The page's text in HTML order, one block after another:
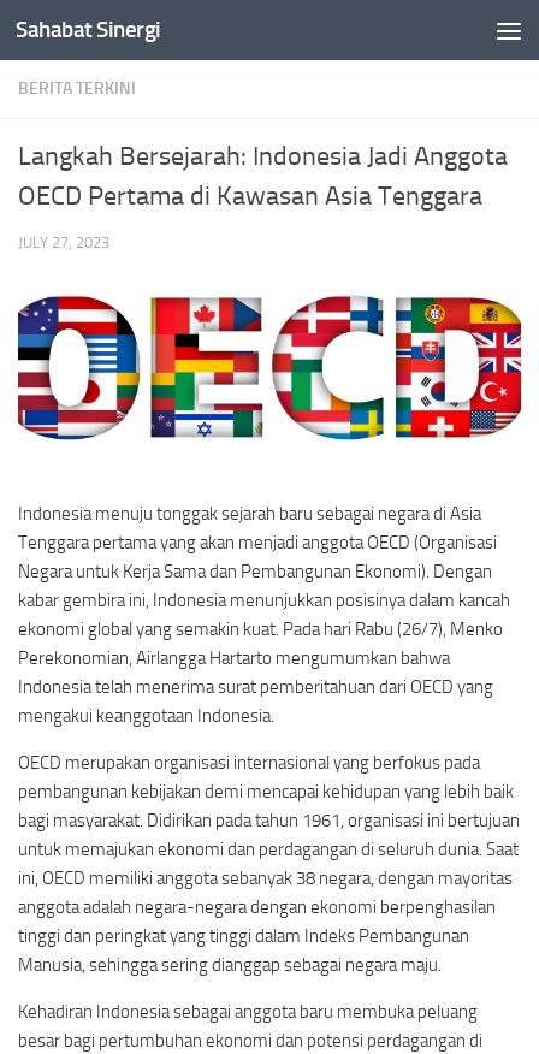
Skip to content
Sahabat Sinergi
BERITA TERKINI
Langkah Bersejarah: Indonesia Jadi Anggota
OECD Pertama di Kawasan Asia Tenggara
JULY 27, 2023
Indonesia menuju tonggak sejarah baru sebagai negara di Asia
Tenggara pertama yang akan menjadi anggota OECD (Organisasi
Negara untuk Kerja Sama dan Pembangunan Ekonomi). Dengan
kabar gembira ini, Indonesia menunjukkan posisinya dalam kancah
ekonomi global yang semakin kuat. Pada hari Rabu (26/7), Menko
Perekonomian, Airlangga Hartarto mengumumkan bahwa
Indonesia telah menerima surat pemberitahuan dari OECD yang
mengakui keanggotaan Indonesia.
OECD merupakan organisasi internasional yang berfokus pada
pembangunan kebijakan demi mencapai kehidupan yang lebih baik
bagi masyarakat. Didirikan pada tahun 1961, organisasi ini bertujuan
untuk memajukan ekonomi dan perdagangan di seluruh dunia. Saat
ini, OECD memiliki anggota sebanyak 38 negara, dengan mayoritas
anggota adalah negara-negara dengan ekonomi berpenghasilan
tinggi dan peringkat yang tinggi dalam Indeks Pembangunan
Manusia, sehingga sering dianggap sebagai negara maju.
Kehadiran Indonesia sebagai anggota baru membuka peluang
besar bagi pertumbuhan ekonomi dan potensi perdagangan di